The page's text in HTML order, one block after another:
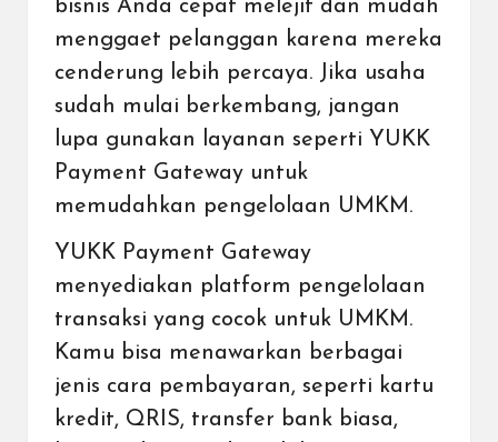
bisnis Anda cepat melejit dan mudah
menggaet pelanggan karena mereka
cenderung lebih percaya. Jika usaha
sudah mulai berkembang, jangan
lupa gunakan layanan seperti YUKK
Payment Gateway untuk
memudahkan pengelolaan UMKM.
YUKK Payment Gateway
menyediakan platform pengelolaan
transaksi yang cocok untuk UMKM.
Kamu bisa menawarkan berbagai
jenis cara pembayaran, seperti kartu
kredit, QRIS, transfer bank biasa,